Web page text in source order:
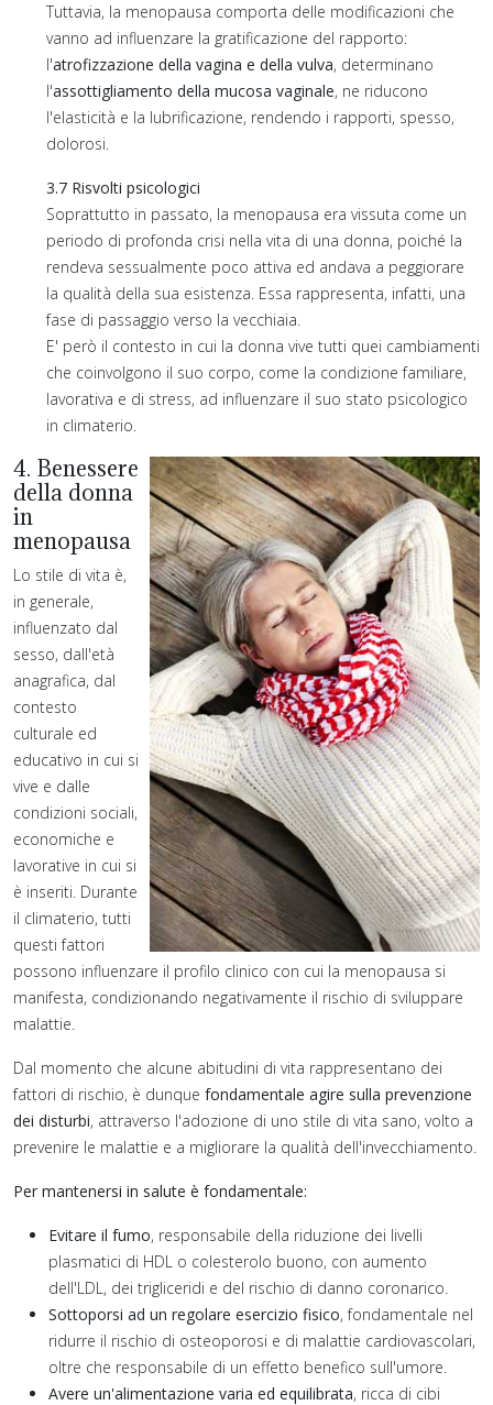
Tuttavia, la menopausa comporta delle modificazioni che
vanno ad influenzare la gratificazione del rapporto:
l'atrofizzazione della vagina e della vulva, determinano
l'assottigliamento della mucosa vaginale, ne riducono
l'elasticità e la lubrificazione, rendendo i rapporti, spesso,
dolorosi.
3.7 Risvolti psicologici
Soprattutto in passato, la menopausa era vissuta come un
periodo di profonda crisi nella vita di una donna, poiché la
rendeva sessualmente poco attiva ed andava a peggiorare
la qualità della sua esistenza. Essa rappresenta, infatti, una
fase di passaggio verso la vecchiaia.
E' però il contesto in cui la donna vive tutti quei cambiamenti
che coinvolgono il suo corpo, come la condizione familiare,
lavorativa e di stress, ad influenzare il suo stato psicologico
in climaterio.
4. Benessere
della donna
in
menopausa
Lo stile di vita è,
in generale,
influenzato dal
sesso, dall'età
anagrafica, dal
contesto
culturale ed
educativo in cui si
vive e dalle
condizioni sociali,
economiche e
lavorative in cui si
è inseriti. Durante
il climaterio, tutti
questi fattori
possono influenzare il profilo clinico con cui la menopausa si
manifesta, condizionando negativamente il rischio di sviluppare
malattie.
Dal momento che alcune abitudini di vita rappresentano dei
fattori di rischio, è dunque fondamentale agire sulla prevenzione
dei disturbi, attraverso l'adozione di uno stile di vita sano, volto a
prevenire le malattie e a migliorare la qualità dell'invecchiamento.
Per mantenersi in salute è fondamentale:
Evitare il fumo, responsabile della riduzione dei livelli
plasmatici di HDL o colesterolo buono, con aumento
dell'LDL, dei trigliceridi e del rischio di danno coronarico.
Sottoporsi ad un regolare esercizio fisico, fondamentale nel
ridurre il rischio di osteoporosi e di malattie cardiovascolari,
oltre che responsabile di un effetto benefico sull'umore.
Avere un'alimentazione varia ed equilibrata, ricca di cibi